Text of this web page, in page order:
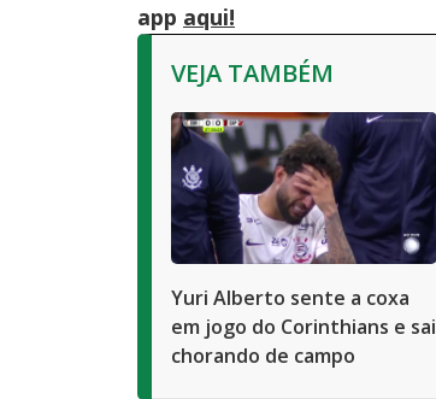
app aqui!
VEJA TAMBÉM
Yuri Alberto sente a coxa
em jogo do Corinthians e sai
chorando de campo